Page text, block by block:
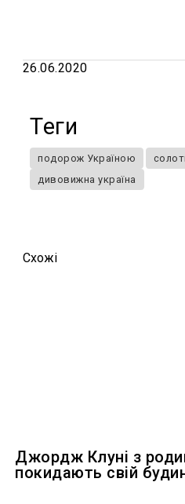
26.06.2020
Теги
подорож Україною
дивовижна україна
Схожi
Джордж Клуні з
покидають свій